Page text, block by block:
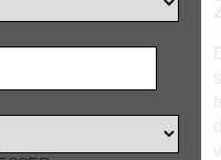
integrierten Lamellen
voneinander
das Alter der Tiere